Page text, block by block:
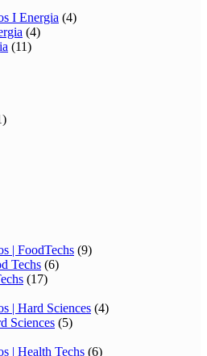
I Energia (4)
(4)
(11)
| FoodTechs (9)
Techs (6)
(17)
| Hard Sciences (4)
Sciences (5)
| Health Techs (6)